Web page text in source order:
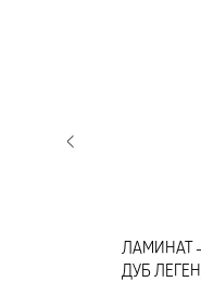
ЛАМИНАТ -
ДУБ